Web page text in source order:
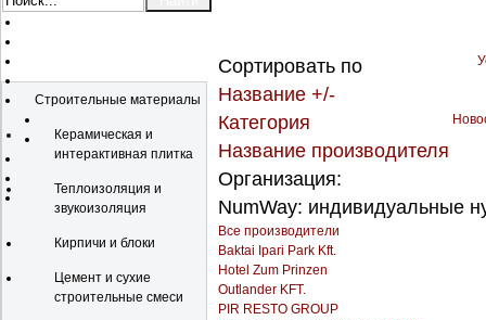
Строительные материалы
Керамическая и
интерактивная плитка
Теплоизоляция и
звукоизоляция
Кирпичи и блоки
Цемент и сухие
строительные смеси
Сортировать по
Название +/-
Категория
Название производителя
Организация:
NumWay: индивидуальные
Все производители
Baktai Ipari Park Kft.
Hotel Zum Prinzen
Outlander KFT.
PIR RESTO GROUP